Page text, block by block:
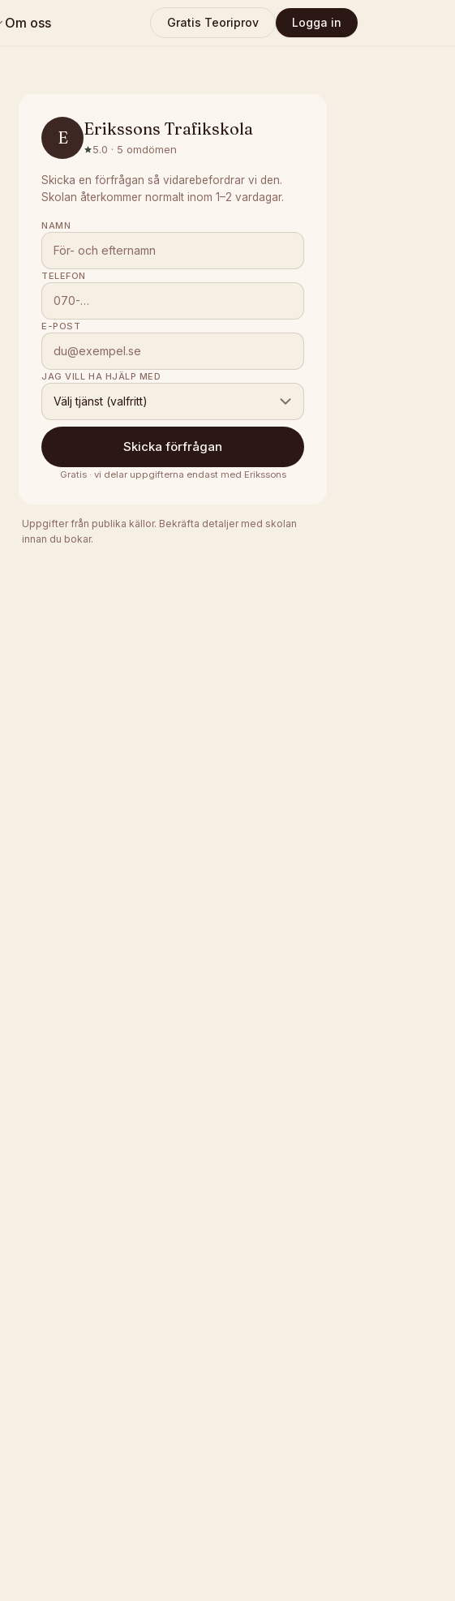
Om oss Gratis Teoriprov Logga in
E Erikssons Trafikskola
5.0 · 5 omdömen
Skicka en förfrågan så vidarebefordrar vi den.
Skolan återkommer normalt inom 1–2 vardagar.
NAMN
TELEFON
E-POST
JAG VILL HA HJÄLP MED
Välj tjänst (valfritt)
Skicka förfrågan
Gratis · vi delar uppgifterna endast med Erikssons
Uppgifter från publika källor. Bekräfta detaljer med skolan
innan du bokar.